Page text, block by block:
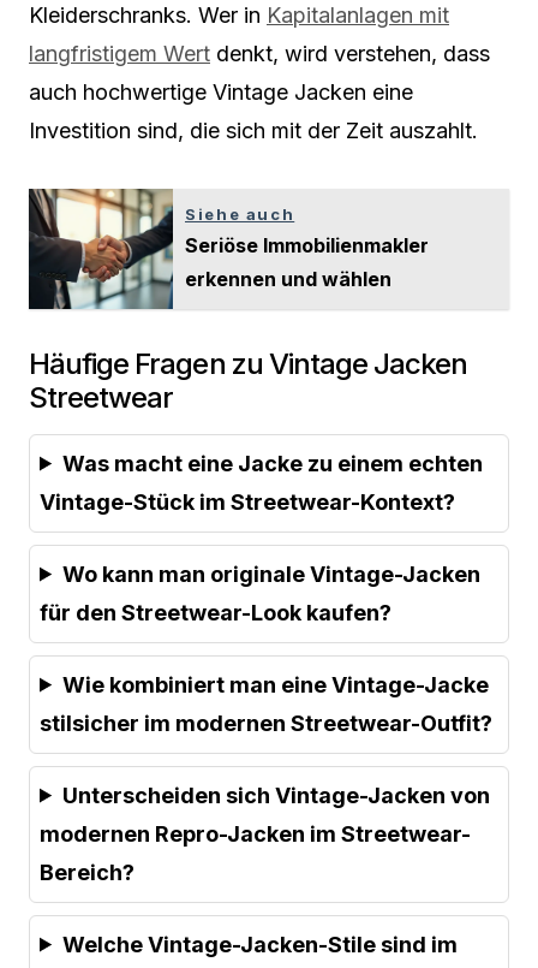
Kleiderschranks. Wer in Kapitalanlagen mit
langfristigem Wert denkt, wird verstehen, dass
auch hochwertige Vintage Jacken eine
Investition sind, die sich mit der Zeit auszahlt.
Siehe auch
Seriöse Immobilienmakler
erkennen und wählen
Häufige Fragen zu Vintage Jacken
Streetwear
Was macht eine Jacke zu einem echten
Vintage-Stück im Streetwear-Kontext?
Wo kann man originale Vintage-Jacken
für den Streetwear-Look kaufen?
Wie kombiniert man eine Vintage-Jacke
stilsicher im modernen Streetwear-Outfit?
Unterscheiden sich Vintage-Jacken von
modernen Repro-Jacken im Streetwear-
Bereich?
Welche Vintage-Jacken-Stile sind im